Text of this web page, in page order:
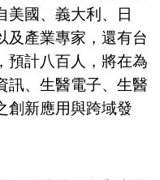
美國、義大利、日
及產業專家，還有台
預計八百人，將在為
訊、生醫電子、生醫
創新應用與跨域發